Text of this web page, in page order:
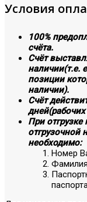
Условия
100%
счёта.
Счёт
наличии(т.е.
позиции
наличии).
Счёт
При
отгрузочной
необходимо:
Номер